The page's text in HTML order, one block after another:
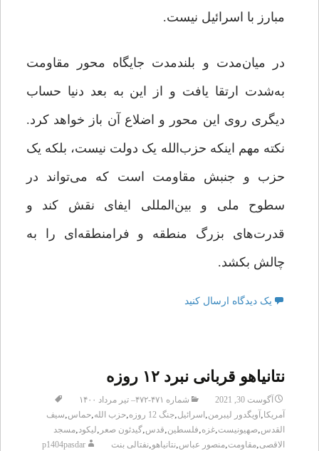
مبارز با اسرائیل نیست.
در میان‌مدت و بلندمدت جایگاه محور مقاومت
به‌شدت ارتقا یافت و از این به بعد دنیا حساب
دیگری روی این محور و اضلاع آن باز خواهد کرد.
نکته مهم اینکه حزب‌الله یک دولت نیست، بلکه یک
حزب و جنبش مقاومت است که می‌تواند در
سطوح ملی و بین‌المللی ایفای نقش کند و
قدرت‌های بزرگ منطقه و فرامنطقه‌ای را به
چالش بکشد.
یک دیدگاه ارسال کنید
نتانیاهو قربانی نبرد ۱۲ روزه
آگوست 30, 2021
شماره ۴۷۱-۴۷۲– تیر مرداد ۱۴۰۰
آمریکا, آویگدور لیبرمن, اسرائیل,جنگ 12 روزه ,حزب الله,حماس,سیف
القدس,صهیونیست,غزه,فلسطین,قدس,گیدئون صعر ,لیکود,مسجد
الاقصی,مقاومت,منصور عباس,نتانیاهو,نفتالی بنت p1404pasdar